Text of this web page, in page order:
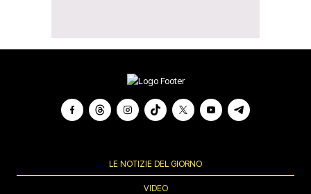
LE NOTIZIE DEL GIORNO
VIDEO